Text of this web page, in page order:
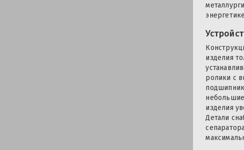
изделия
ролики с
изделия
Детали